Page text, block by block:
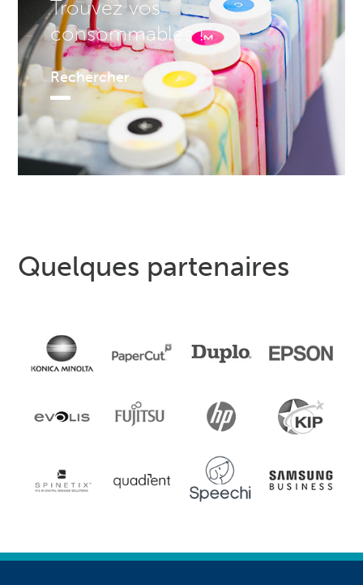
Trouvez vos
consommables !
Rechercher
Quelques partenaires